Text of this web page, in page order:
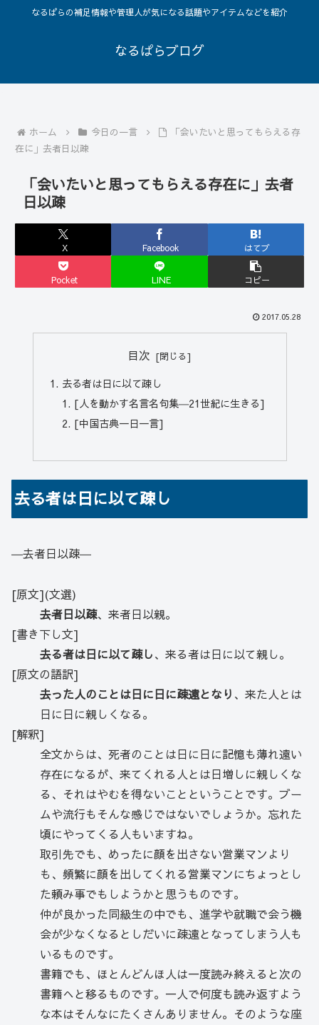
なるぱらの補足情報や管理人が気になる話題やアイテムなどを紹介
なるぱらブログ
ホーム 今日の一言
「会いたいと思ってもらえる存
在に」去者日以疎
「会いたいと思ってもらえる存在に」去者
日以疎
X Facebook はてブ
Pocket LINE コピー
2017.05.28
目次
去る者は日に以て疎し
[人を動かす名言名句集―21世紀に生きる]
[中国古典一日一言]
去る者は日に以て疎し
―去者日以疎―
[原文](文選)
去者日以疎、来者日以親。
[書き下し文]
去る者は日に以て疎し、来る者は日に以て親し。
[原文の語訳]
去った人のことは日に日に疎遠となり 、来た人とは
日に日に親しくなる。
[解釈]
全文からは、死者のことは日に日に記憶も薄れ遠い
存在になるが、来てくれる人とは日増しに親しくな
る、それはやむを得ないことということです。ブー
ムや流行もそんな感じではないでしょうか。忘れた
頃にやってくる人もいますね。
取引先でも、めったに顔を出さない営業マンより
も、頻繁に顔を出してくれる営業マンにちょっとし
た頼み事でもしようかと思うものです。
仲が良かった同級生の中でも、進学や就職で会う機
会が少なくなるとしだいに疎遠となってしまう人も
いるものです。
書籍でも、ほとんどんほ人は一度読み終えると次の
書籍へと移るものです。一人で何度も読み返すよう
な本はそんなにたくさんありません。そのような座